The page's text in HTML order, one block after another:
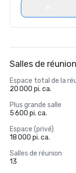
Salles de réunion
Espace total de la
20 000 pi. ca.
Plus grande salle
5 600 pi. ca.
Espace (privé)
18 000 pi. ca.
Salles de réunion
13